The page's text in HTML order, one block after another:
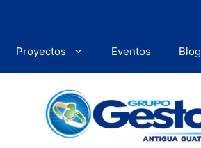
Proyectos Eventos Blog